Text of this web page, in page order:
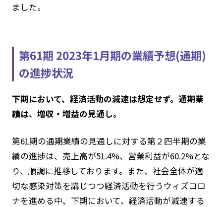
ました。
第61期 2023年1月期の業績予想(通期)
の進捗状況
下期において、経済活動の減速は想定せず。通期業
績は、増収・増益の見通し。
第61期の通期業績の見通しに対する第２四半期の業
績の進捗は、売上高が51.4%、営業利益が60.2%とな
り、順調に推移しております。また、社会全体が適
切な感染対策を講じつつ経済活動を行うウィズコロ
ナを進める中、下期において、経済活動が減速する